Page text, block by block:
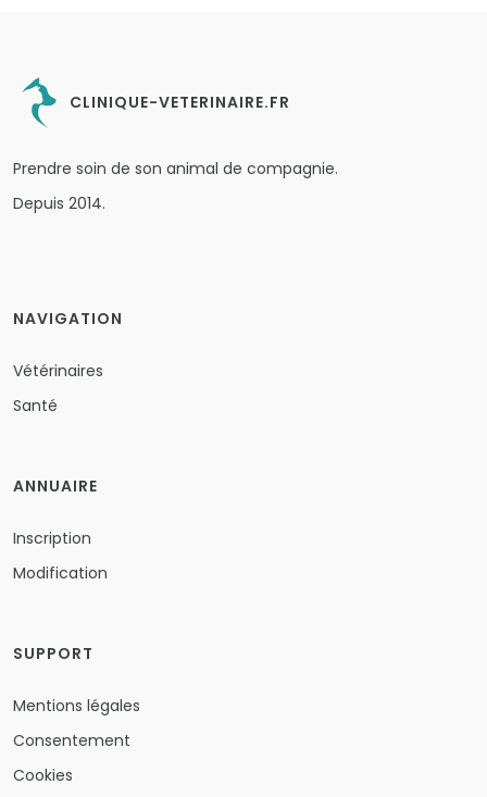
CLINIQUE-VETERINAIRE.FR
Prendre soin de son animal de compagnie.
Depuis 2014.
NAVIGATION
Vétérinaires
Santé
ANNUAIRE
Inscription
Modification
SUPPORT
Mentions légales
Consentement
Cookies